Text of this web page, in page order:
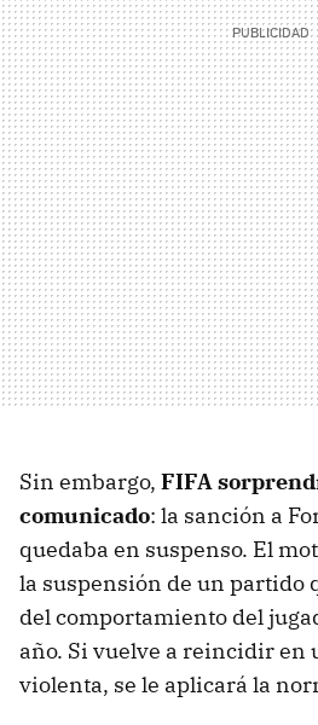
Sin embargo, FIFA
comunicado: la sanción a
quedaba en suspenso. El
la suspensión de un partido
del comportamiento del
año. Si vuelve a reincidir en
violenta, se le aplicará la